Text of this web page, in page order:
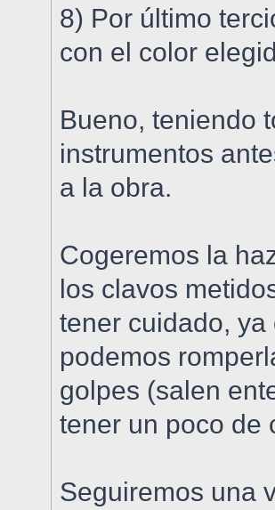
8) Por último
con el color
Bueno, teniendo
instrumentos
a la obra.
Cogeremos la
los clavos
tener cuidado,
podemos
golpes (salen
tener un poco de
Seguiremos una